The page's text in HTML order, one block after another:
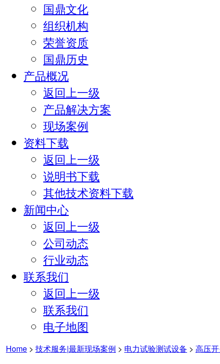
国鼎文化
组织机构
荣誉资质
国鼎历史
产品概况
返回上一级
产品解决方案
现场案例
资料下载
返回上一级
说明书下载
其他技术资料下载
新闻中心
返回上一级
公司动态
行业动态
联系我们
返回上一级
联系我们
电子地图
Home > 技术服务|最新现场案例 > 电力试验测试设备 > 高压